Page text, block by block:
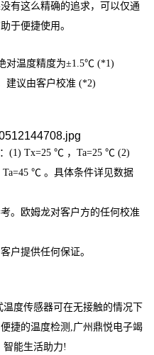
有这么精确的追求，可以仅通
于便捷使用。
对温度精度为±1.5℃ (*1)
建议由客户校准 (*2)
(1) Tx=25 ℃ ，Ta=25 ℃ (2)
℃ 。具体条件详见数据
。欧姆龙对客户方的任何校准
户提供任何保证。
温度传感器可在无接触的情况下
捷的温度检测,广州鼎悦电子竭
智能生活助力!